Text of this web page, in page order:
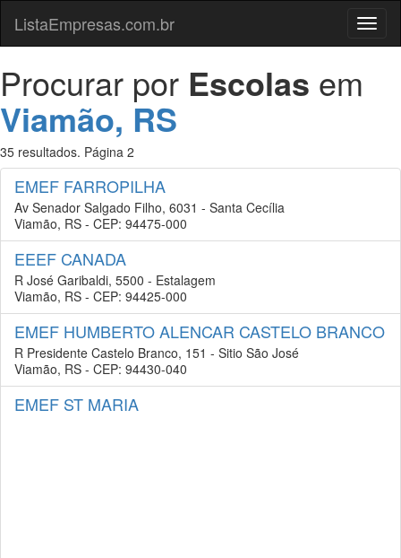
Menu
ListaEmpresas.com.br
Procurar por Escolas em
Viamão, RS
35 resultados. Página 2
EMEF FARROPILHA
Av Senador Salgado Filho, 6031 - Santa Cecília
Viamão, RS - CEP: 94475-000
EEEF CANADA
R José Garibaldi, 5500 - Estalagem
Viamão, RS - CEP: 94425-000
EMEF HUMBERTO ALENCAR CASTELO BRANCO
R Presidente Castelo Branco, 151 - Sitio São José
Viamão, RS - CEP: 94430-040
EMEF ST MARIA